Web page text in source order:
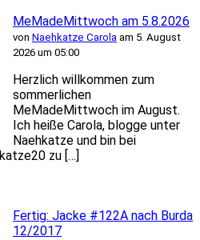
MeMadeMittwoch am 5.8.2026
von Naehkatze Carola am 5. August
2026 um 05:00
Herzlich willkommen zum
sommerlichen
MeMadeMittwoch im August.
Ich heiße Carola, blogge unter
Naehkatze und bin bei
zu […]
Fertig: Jacke #122A nach Burda
12/2017